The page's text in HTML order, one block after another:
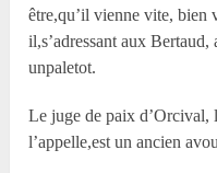
être,qu’il vienne vite,
il,s’adressant aux
unpaletot.
Le juge de paix d’Orcival,
l’appelle,est un ancien